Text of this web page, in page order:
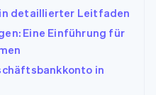
detaillierter Leitfaden
Eine Einführung für
in